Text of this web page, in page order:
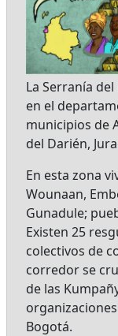
La Serranía
en el
municipios de
del Darién,
En esta zona
Wounaan,
Gunadule;
Existen 25
colectivos de
corredor se
de las
Bogotá.